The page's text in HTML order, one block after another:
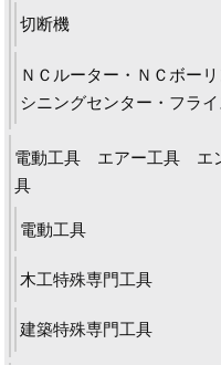
切断機
ＮＣルーター・ＮＣボー
シニングセンター・フラ
電動工具 エアー工具 エ
具
電動工具
木工特殊専門工具
建築特殊専門工具